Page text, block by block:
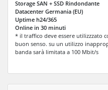
Storage SAN + SSD Rindondante
Datacenter Germania (EU)
Uptime h24/365
Online in 30 minuti
* il traffico deve essere utilizzzato
buon senso. su un utilizzo
banda sarà limitata a 100 Mbit/s